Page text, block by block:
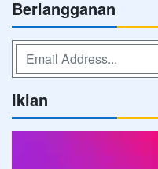
Berlangganan
Iklan